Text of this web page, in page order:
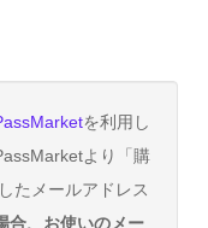
を利用し
より「購
たメールアドレス
合、お使いのメー